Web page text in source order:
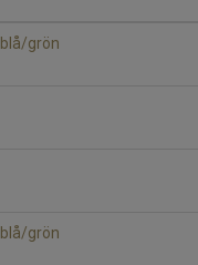
grön
grön